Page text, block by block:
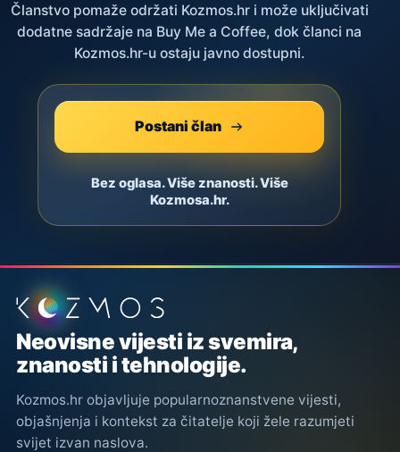
Članstvo pomaže održati Kozmos.hr i može uključivati
dodatne sadržaje na Buy Me a Coffee, dok članci na
Kozmos.hr-u ostaju javno dostupni.
Postani član
Bez oglasa. Više znanosti. Više
Kozmosa.hr.
Podnožje stranice
Neovisne vijesti iz svemira,
znanosti i tehnologije.
Kozmos.hr objavljuje popularnoznanstvene vijesti,
objašnjenja i kontekst za čitatelje koji žele razumjeti
svijet izvan naslova.